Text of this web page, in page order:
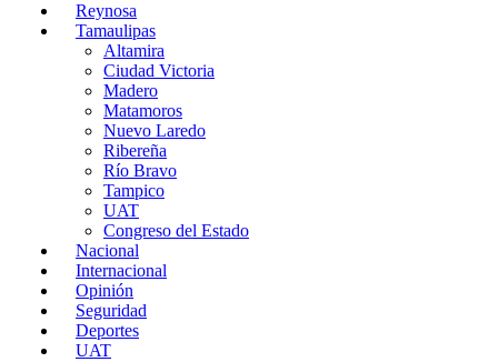
Reynosa
Tamaulipas
Altamira
Ciudad Victoria
Madero
Matamoros
Nuevo Laredo
Ribereña
Río Bravo
Tampico
UAT
Congreso del Estado
Nacional
Internacional
Opinión
Seguridad
Deportes
UAT